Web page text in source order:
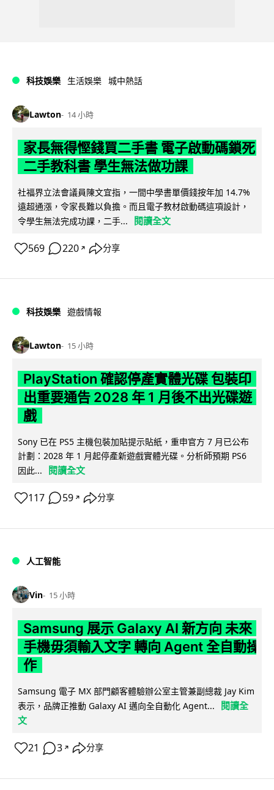
科技娛樂 生活娛樂 城中熱話
Lawton 14 小時
家長無得慳錢買二手書 電子啟動碼鎖死
二手教科書 學生無法做功課
社福界立法會議員陳文宜指，一間中學書單價錢按年加 14.7%
遠超通漲，令家長難以負擔。而且電子教材啟動碼這項設計，
令學生無法完成功課，二手...
閱讀全文
569 220 ↗ 分享
科技娛樂 遊戲情報
Lawton 15 小時
PlayStation 確認停產實體光碟 包裝印
出重要通告 2028 年 1 月後不出光碟遊
戲
Sony 已在 PS5 主機包裝加貼提示貼紙，重申官方 7 月已公布
計劃：2028 年 1 月起停產新遊戲實體光碟。分析師預期 PS6
因此...
閱讀全文
117 59 ↗ 分享
人工智能
Vin 15 小時
Samsung 展示 Galaxy AI 新方向 未來
手機毋須輸入文字 轉向 Agent 全自動操
作
Samsung 電子 MX 部門顧客體驗辦公室主管兼副總裁 Jay Kim
表示，品牌正推動 Galaxy AI 邁向全自動化 Agent...
閱讀全
文
21 3 ↗ 分享